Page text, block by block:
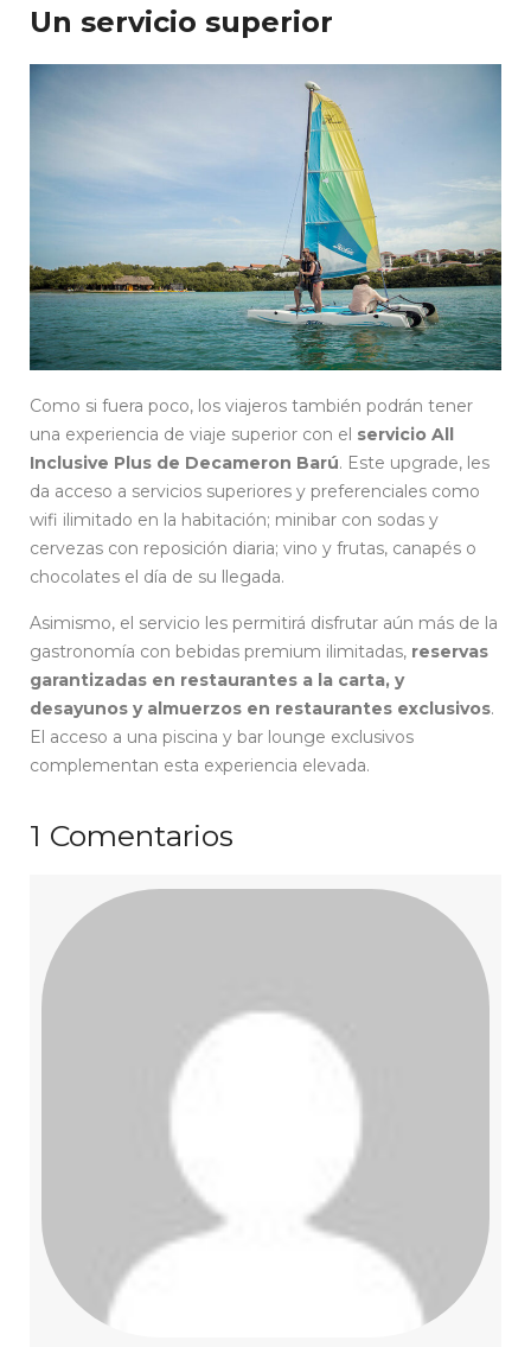
Un servicio superior
Como si fuera poco, los viajeros también podrán tener
una experiencia de viaje superior con el servicio All
Inclusive Plus de Decameron Barú. Este upgrade, les
da acceso a servicios superiores y preferenciales como
wifi ilimitado en la habitación; minibar con sodas y
cervezas con reposición diaria; vino y frutas, canapés o
chocolates el día de su llegada.
Asimismo, el servicio les permitirá disfrutar aún más de la
gastronomía con bebidas premium ilimitadas, reservas
garantizadas en restaurantes a la carta, y
desayunos y almuerzos en restaurantes exclusivos.
El acceso a una piscina y bar lounge exclusivos
complementan esta experiencia elevada.
1 Comentarios